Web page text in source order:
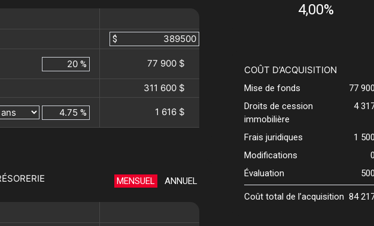
$
% 77 900 $
311 600 $
% 1 616 $
MENSUEL ANNUEL
4,00%
COÛT D’ACQUISITION
Mise de fonds
77
Droits de cession
immobilière
4
Frais juridiques
1
Modifications
Évaluation
Coût total de l’acquisition 84